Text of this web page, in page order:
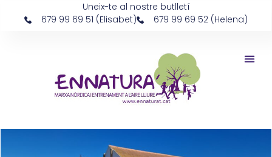
Uneix-te al nostre butlletí
679 99 69 51 (Elisabet)
679 99 69 52 (Helena)